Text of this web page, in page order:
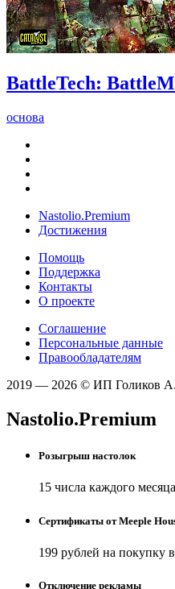
BattleTech:
основа
Nastolio.Premium
Достижения
Помощь
Поддержка
Контакты
О проекте
Соглашение
Персональные данные
Правообладателям
2019 — 2026 © ИП Голиков
Nastolio.Premium
Розыгрыш настолок
15 числа каждого
Сертификаты от Meeple
199 рублей на покупку
Отключение рекламы